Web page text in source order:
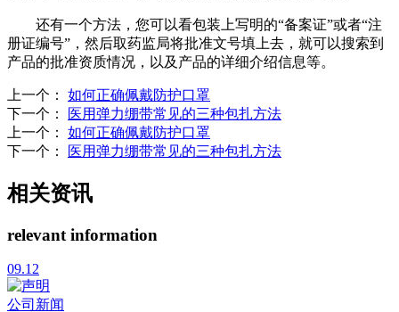
还有一个方法，您可以看包装上写明的“备案证”或者“注
册证编号”，然后取药监局将批准文号填上去，就可以搜索到
产品的批准资质情况，以及产品的详细介绍信息等。
上一个 ：
如何正确佩戴防护口罩
下一个 ：
医用弹力绷带常见的三种包扎方法
上一个 ：
如何正确佩戴防护口罩
下一个 ： 医用弹力绷带常见的三种包扎方法
相关资讯
relevant information
09.12
公司新闻